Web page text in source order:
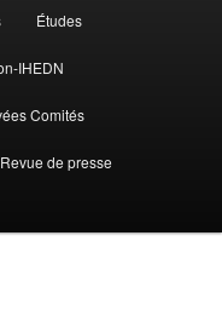
Études
IHEDN
Comités
Revue de presse